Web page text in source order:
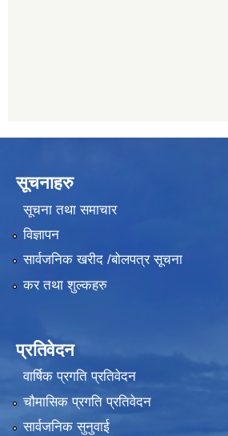
सूचनाहरु
सूचना तथा समाचार
विज्ञापन
सार्वजनिक खरीद /बोलपत्र सूचना
कर तथा शुल्कहरु
प्रतिवेदन
वार्षिक प्रगति प्रतिवेदन
चौमासिक प्रगति प्रतिवेदन
सार्वजनिक सुनुवाई